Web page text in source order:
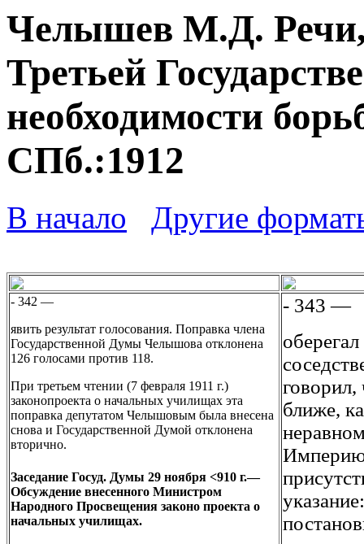
Челышев М.Д. Речи,
Третьей
необходимости
СПб.:1912
В начало Другие
- 342 —
явить результат голосования. Поправка члена
Государственной Думы Челышова отклонена
126 голосами против 118.
При третьем чтении (7 февраля 1911 г.)
законопроекта о начальных училищах эта
поправка депутатом Челышовым была внесена
снова и Государственной Думой отклонена
вторично.
Заседание Госуд. Думы 29 ноября <910 г.—
Обсуждение внесенного Министром
Народного Просвещения законо проекта о
начальных училищах.
- 343 —
говорил,
ближе,